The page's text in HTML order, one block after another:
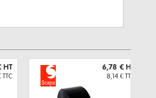
HT
TTC
6,78 € HT
8,14 € TTC